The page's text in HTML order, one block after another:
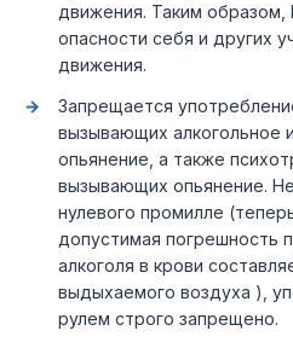
движения. Таким
опасности себя и других
движения.
Запрещается
вызывающих алкогольное
опьянение, а также
вызывающих опьянение.
нулевого промилле
допустимая погрешность
алкоголя в крови
выдыхаемого воздуха ),
рулем строго запрещено.